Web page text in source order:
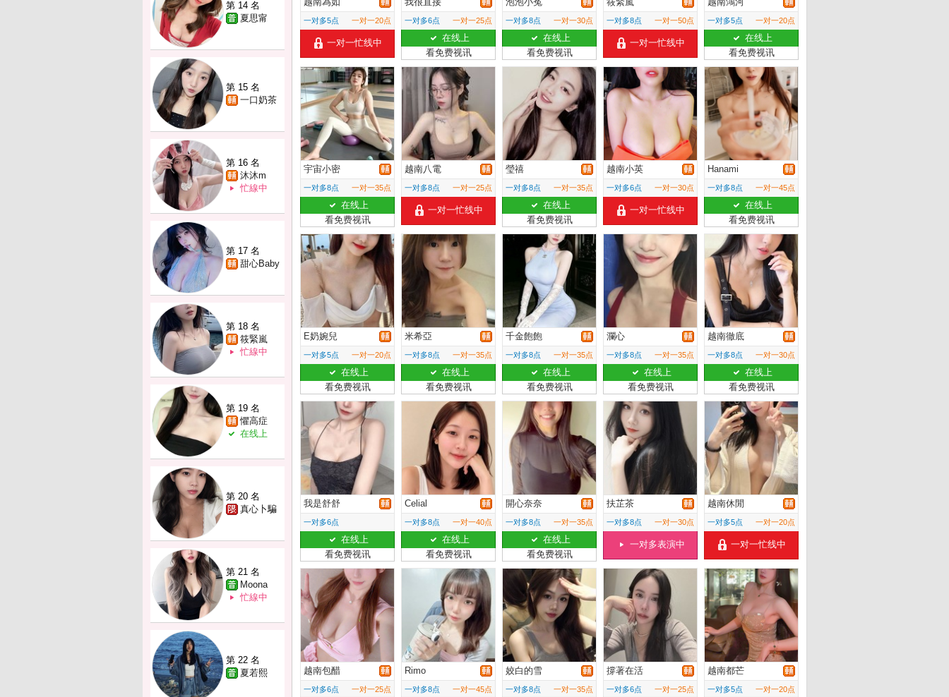
第 14 名
夏思甯
第 15 名
一口奶茶
第 16 名
沐沐m
忙線中
第 17 名
甜心Baby
第 18 名
筱緊嵐
忙線中
第 19 名
懼高症
在线上
第 20 名
真心卜騙
第 21 名
Moona
忙線中
第 22 名
夏若熙
一对多5点 一对一20点
一对一忙线中
一对多6点 一对一25点
在线上
看免费视讯
一对多8点 一对一30点
在线上
看免费视讯
一对多8点 一对一50点
一对一忙线中
一对多5点 一对一20点
在线上
看免费视讯
宇宙小密
一对多8点 一对一35点
在线上
看免费视讯
越南八電
一对多8点 一对一25点
一对一忙线中
瑩禧
一对多8点 一对一35点
在线上
看免费视讯
越南小英
一对多6点 一对一30点
一对一忙线中
Hanami
一对多8点 一对一45点
在线上
看免费视讯
E奶婉兒
一对多5点 一对一20点
在线上
看免费视讯
米希亞
一对多8点 一对一35点
在线上
看免费视讯
千金飽飽
一对多8点 一对一35点
在线上
看免费视讯
瀾心
一对多8点 一对一35点
在线上
看免费视讯
越南徹底
一对多8点 一对一30点
在线上
看免费视讯
我是舒舒
一对多6点
在线上
看免费视讯
Celial
一对多8点 一对一40点
在线上
看免费视讯
開心奈奈
一对多8点 一对一35点
在线上
看免费视讯
扶芷茶
一对多8点 一对一30点
一对多表演中
越南休閒
一对多5点 一对一20点
一对一忙线中
越南包醋
一对多6点 一对一25点
Rimo
一对多8点 一对一45点
姣白的雪
一对多8点 一对一35点
撐著在活
一对多6点 一对一25点
越南都芒
一对多5点 一对一20点